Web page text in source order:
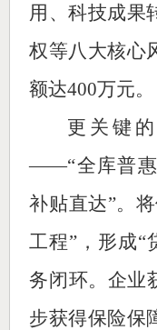
用、科技成果
权等八大核心
额达400万元。
更关键
——“全库普惠
补贴直达”。
工程”，形成“
务闭环。企业
步获得保险保